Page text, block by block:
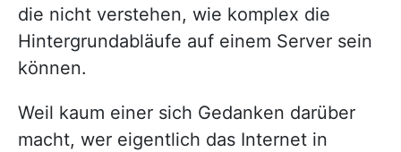
die nicht verstehen, wie komplex die
Hintergrundabläufe auf einem Server sein
können.
Weil kaum einer sich Gedanken darüber
macht, wer eigentlich das Internet in